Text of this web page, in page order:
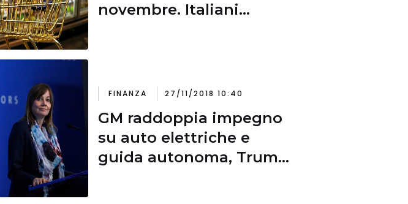
novembre. Italiani
FINANZA 27/11/2018 10:40
GM raddoppia impegno
su auto elettriche e
guida autonoma, Trump